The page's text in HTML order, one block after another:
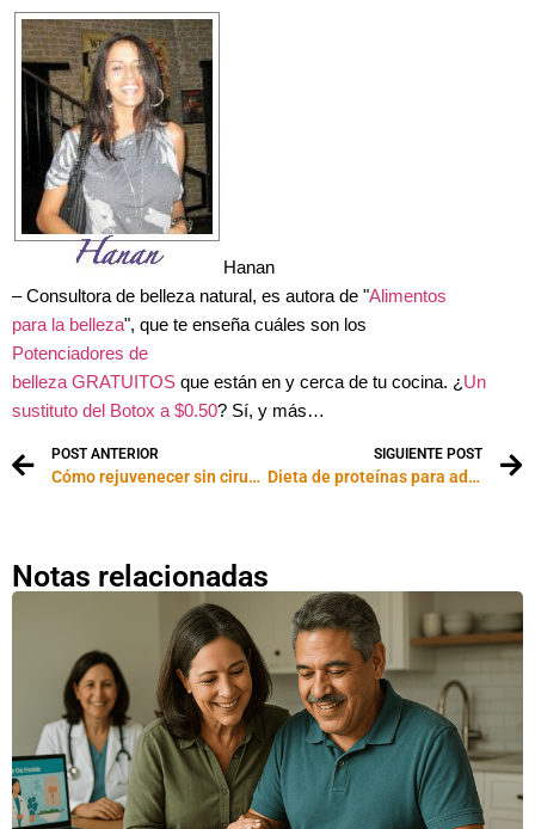
Hanan
– Consultora de belleza natural, es autora de "Alimentos
para la belleza", que te enseña cuáles son los
Potenciadores de
belleza GRATUITOS que están en y cerca de tu cocina. ¿Un
sustituto del Botox a $0.50? Sí, y más…
POST ANTERIOR
Cómo rejuvenecer sin cirugía
SIGUIENTE POST
Dieta de proteínas para adelgazar
Notas relacionadas